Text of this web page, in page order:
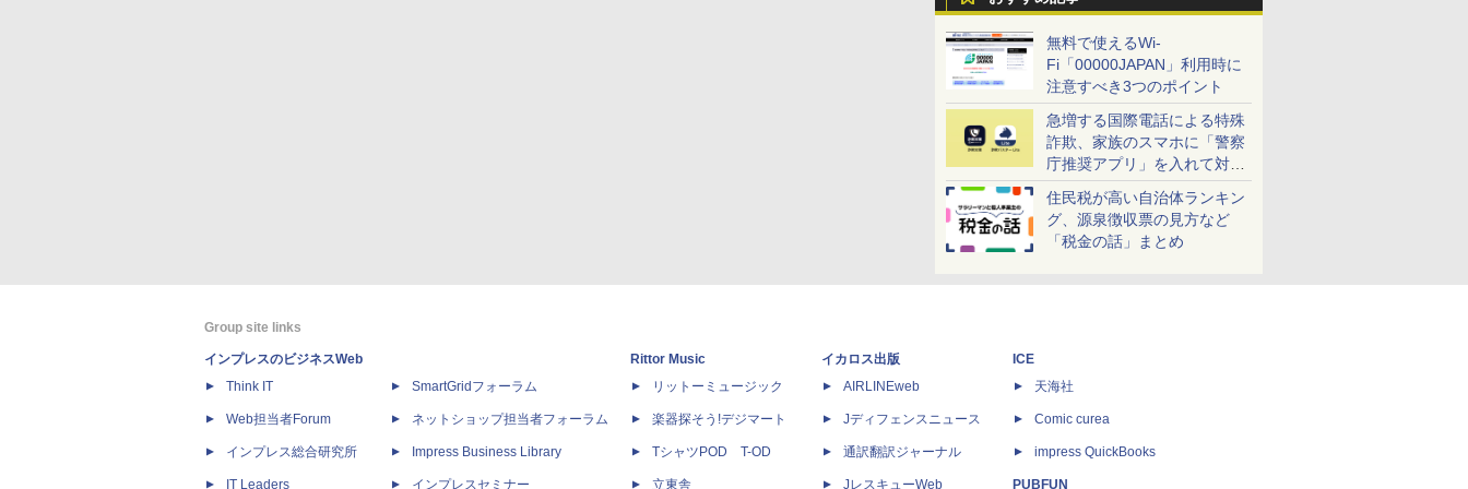
無料で使えるWi-
Fi「00000JAPAN」利用時に
注意すべき3つのポイント
急増する国際電話による特殊
詐欺、家族のスマホに「警察
庁推奨アプリ」を入れて対策
しよう！
住民税が高い自治体ランキン
グ、源泉徴収票の見方など
「税金の話」まとめ
Group site links
インプレスのビジネスWeb
Think IT
Web担当者Forum
インプレス総合研究所
IT Leaders
SmartGridフォーラム
ネットショップ担当者フォーラム
Impress Business Library
インプレスセミナー
Rittor Music
リットーミュージック
楽器探そう!デジマート
TシャツPOD T-OD
立東舎
イカロス出版
AIRLINEweb
Jディフェンスニュース
通訳翻訳ジャーナル
JレスキューWeb
ICE
天海社
Comic curea
impress QuickBooks
PUBFUN